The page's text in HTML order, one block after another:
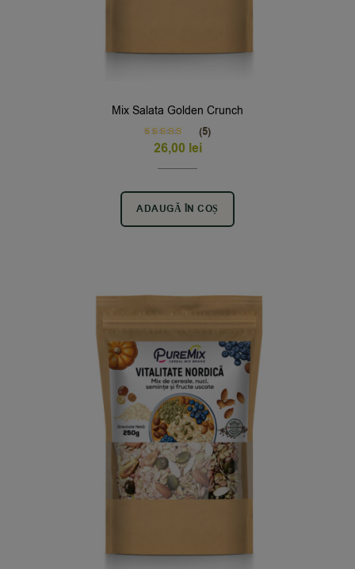
Mix Salata Golden Crunch
Rated5.00
out of 5
(5)
26,00 lei
ADAUGĂ ÎN COȘ